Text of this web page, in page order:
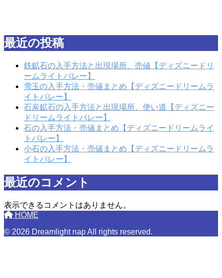
最近の投稿
鉄鉱石の入手方法と出現場所、売値【ディズニードリ
ームライトバレー】
雪玉の入手方法・売値まとめ【ディズニードリームラ
イトバレー】
石炭鉱石の入手方法と出現場所、使い道【ディズニー
ドリームライトバレー】
石の入手方法・売値まとめ【ディズニードリームライ
トバレー】
小石の入手方法・売値まとめ【ディズニードリームラ
イトバレー】
最近のコメント
表示できるコメントはありません。
HOME
© 2026 Dreamlight nap All rights reserved.